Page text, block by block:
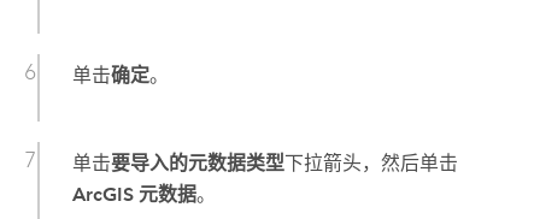
单击确定。
单击要导入的元数据类型下拉箭头，然后单击
ArcGIS 元数据。